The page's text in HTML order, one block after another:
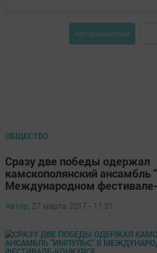
Авторизоваться
ОБЩЕСТВО
Сразу две победы одержал
камскополянский ансамбль
Международном
Автор, 27 марта 2017 - 11:31